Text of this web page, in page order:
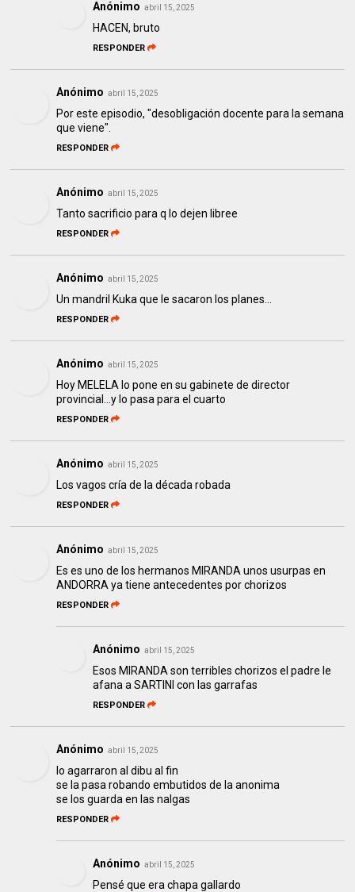
Anónimo abril 15, 2025
HACEN, bruto
RESPONDER
Anónimo abril 15, 2025
Por este episodio, "desobligación docente para la semana
que viene".
RESPONDER
Anónimo abril 15, 2025
Tanto sacrificio para q lo dejen libree
RESPONDER
Anónimo abril 15, 2025
Un mandril Kuka que le sacaron los planes...
RESPONDER
Anónimo abril 15, 2025
Hoy MELELA lo pone en su gabinete de director
provincial…y lo pasa para el cuarto
RESPONDER
Anónimo abril 15, 2025
Los vagos cría de la década robada
RESPONDER
Anónimo abril 15, 2025
Es es uno de los hermanos MIRANDA unos usurpas en
ANDORRA ya tiene antecedentes por chorizos
RESPONDER
Anónimo abril 15, 2025
Esos MIRANDA son terribles chorizos el padre le
afana a SARTINI con las garrafas
RESPONDER
Anónimo abril 15, 2025
lo agarraron al dibu al fin
se la pasa robando embutidos de la anonima
se los guarda en las nalgas
RESPONDER
Anónimo abril 15, 2025
Pensé que era chapa gallardo